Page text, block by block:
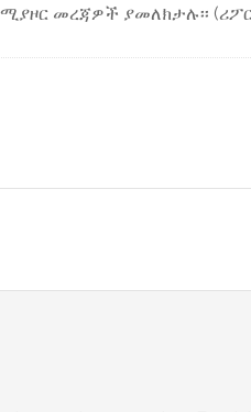
መረጃዎች ያመለክታሉ፡፡